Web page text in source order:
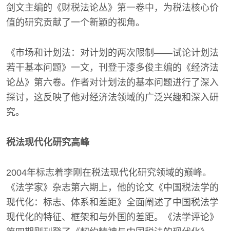
剑文主编的《财税法论丛》第一卷中，为税法核心价
值的研究贡献了一个新颖的视角。
《市场和计划法：对计划的两次限制——试论计划法
若干基本问题》一文，刊登于漆多俊主编的《经济法
论丛》第六卷。作者对计划法的基本问题进行了深入
探讨，这反映了他对经济法领域的广泛兴趣和深入研
究。
税法现代化研究高峰
2004年标志着李刚在税法现代化研究领域的巅峰。
《法学家》杂志第六期上，他的论文《中国税法学的
现代化：标志、体系和差距》全面阐述了中国税法学
现代化的特征、框架和与外国的差距。《法学评论》